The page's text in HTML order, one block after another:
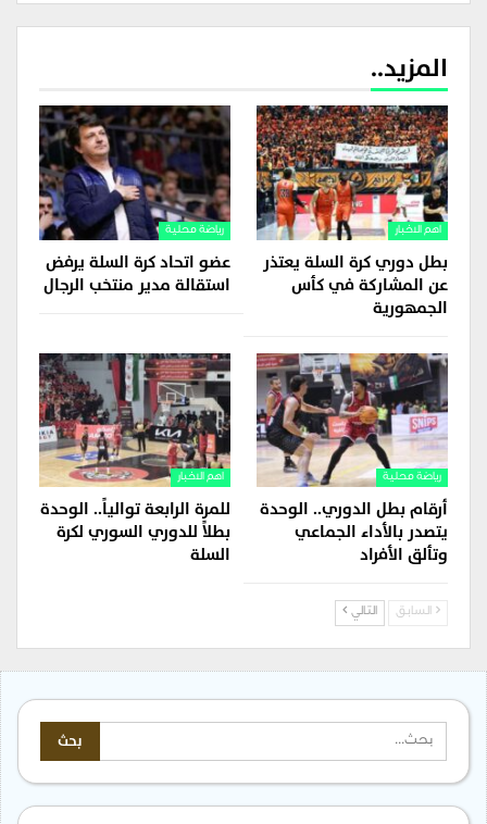
المزيد..
اهم الاخبار
بطل دوري كرة السلة يعتذر
عن المشاركة في كأس
الجمهورية
رياضة محلية
عضو اتحاد كرة السلة يرفض
استقالة مدير منتخب الرجال
رياضة محلية
أرقام بطل الدوري.. الوحدة
يتصدر بالأداء الجماعي
وتألق الأفراد
اهم الاخبار
للمرة الرابعة توالياً.. الوحدة
بطلاً للدوري السوري لكرة
السلة
السابق التالي